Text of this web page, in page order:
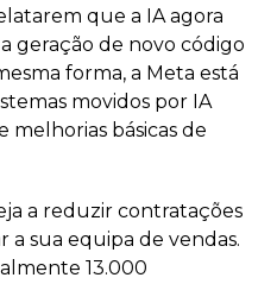
que a IA agora
geração de novo código
forma, a Meta está
movidos por IA
melhorias básicas de
a reduzir contratações
a sua equipa de vendas.
13.000